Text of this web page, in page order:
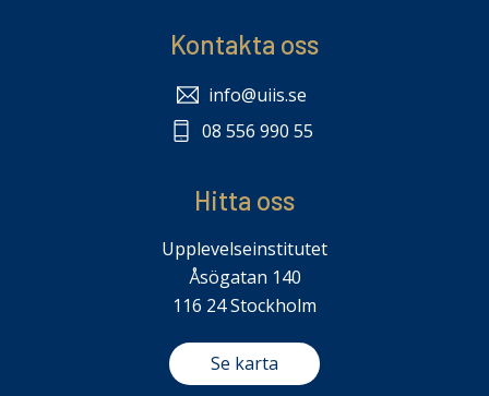
Kontakta oss
info@uiis.se
08 556 990 55
Hitta oss
Upplevelseinstitutet
Åsögatan 140
116 24 Stockholm
Se karta